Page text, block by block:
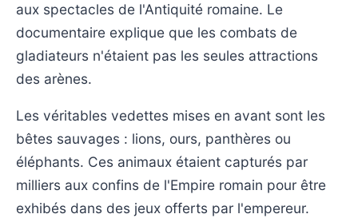
aux spectacles de l'Antiquité romaine. Le
documentaire explique que les combats de
gladiateurs n'étaient pas les seules attractions
des arènes.
Les véritables vedettes mises en avant sont les
bêtes sauvages : lions, ours, panthères ou
éléphants. Ces animaux étaient capturés par
milliers aux confins de l'Empire romain pour être
exhibés dans des jeux offerts par l'empereur.